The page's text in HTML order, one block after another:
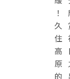
！
久
住
高
原
的